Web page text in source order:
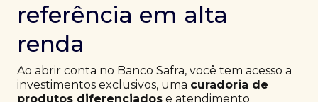
referência em alta
renda
Ao abrir conta no Banco Safra, você tem acesso a
investimentos exclusivos, uma curadoria de
produtos diferenciados e atendimento